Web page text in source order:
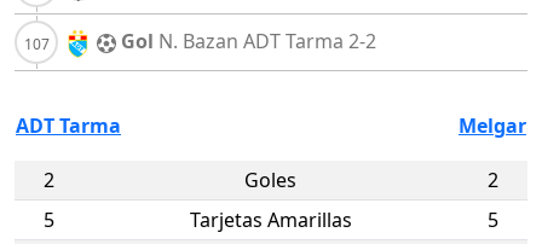
Gol N. Bazan ADT Tarma 2-2
ADT Tarma Melgar
2 Goles
2
5
Tarjetas Amarillas
5